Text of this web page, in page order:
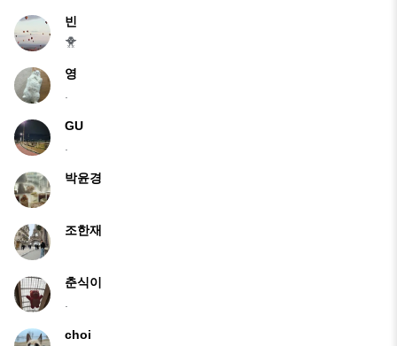
빈
🐥
영
GU
박윤경
조한재
춘식이
choi